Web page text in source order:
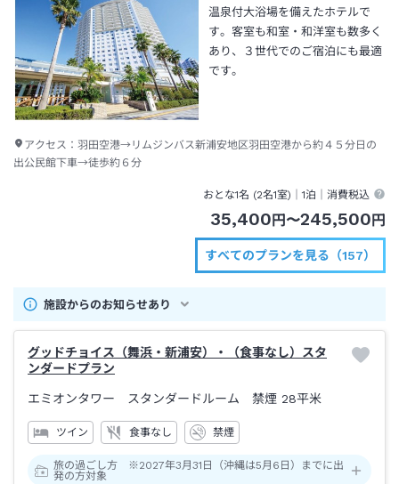
温泉付大浴場を備えたホテルで
す。客室も和室・和洋室も数多く
あり、３世代でのご宿泊にも最適
です。
アクセス： 羽田空港→リムジンバス新浦安地区羽田空港から約４５分日の
出公民館下車→徒歩約６分
おとな1名 (2名1室)｜1泊 ｜消費税込
35,400 円 〜245,500 円
すべてのプランを見る（157）
施設からのお知らせあり
グッドチョイス（舞浜・新浦安）・（食事なし）スタ
ンダードプラン
エミオンタワー スタンダードルーム 禁煙 28平米
ツイン 食事なし 禁煙
旅の過ごし方 ※2027年3月31日（沖縄は5月6日）までに出
発の方対象